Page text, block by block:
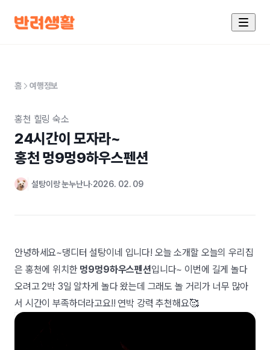
홈 여행정보
홍천 힐링 숙소
24시간이 모자라~
홍천 멍9멍9하우스펜션
설탕이랑 눈누난나 2026. 02. 09
안녕하세요~댕디터 설탕이네 입니다! 오늘 소개할 오늘의 우리집
은 홍천에 위치한 멍9멍9하우스펜션입니다~ 이번에 길게 놀다
오려고 2박 3일 알차게 놀다 왔는데 그래도 놀 거리가 너무 많아
서 시간이 부족하더라고요!! 연박 강력 추천해요🥰